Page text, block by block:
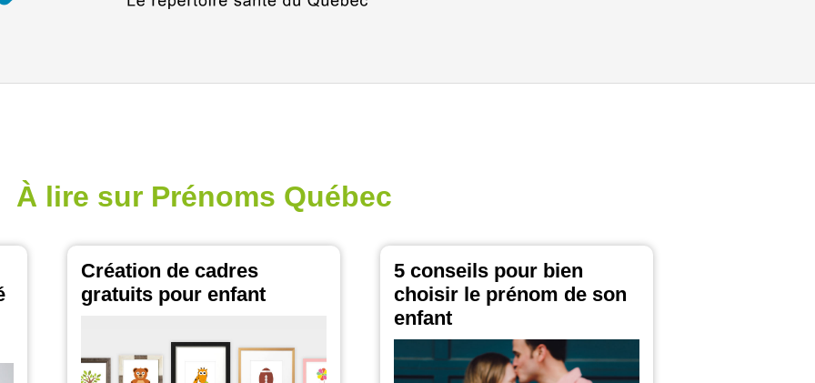
À lire sur Prénoms Québec
Création de cadres
gratuits pour enfant
5 conseils pour bien
choisir le prénom de son
enfant